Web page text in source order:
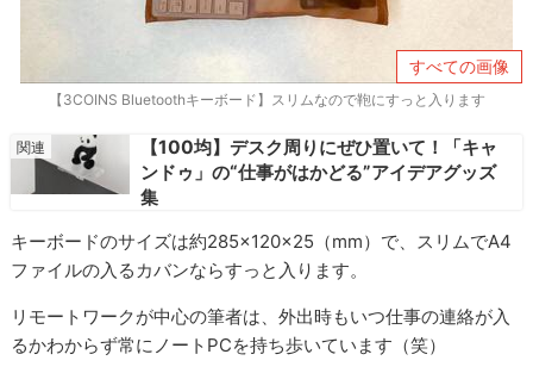
すべての画像
【3COINS Bluetoothキーボード】スリムなので鞄にすっと入ります
【100均】デスク周りにぜひ置いて！「キャ
ンドゥ」の“仕事がはかどる”アイデアグッズ
集
キーボードのサイズは約285×120×25（mm）で、スリムでA4
ファイルの入るカバンならすっと入ります。
リモートワークが中心の筆者は、外出時もいつ仕事の連絡が入
るかわからず常にノートPCを持ち歩いています（笑）